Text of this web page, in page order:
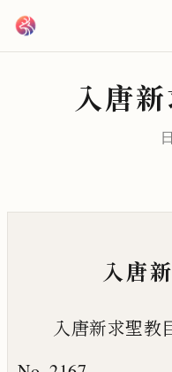
入唐
入唐
入唐新求聖教